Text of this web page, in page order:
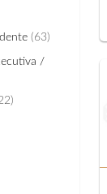
(63)
/